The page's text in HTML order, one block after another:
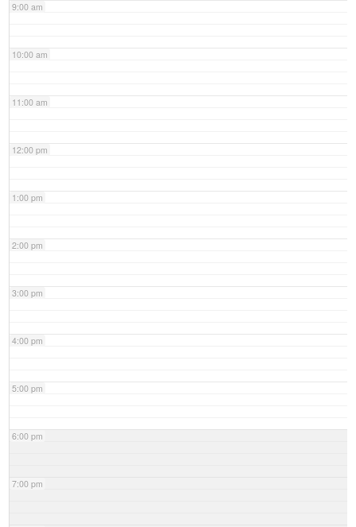
9:00 am
10:00 am
11:00 am
12:00 pm
1:00 pm
2:00 pm
3:00 pm
4:00 pm
5:00 pm
6:00 pm
7:00 pm